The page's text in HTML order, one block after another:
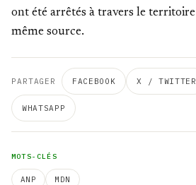
ont été arrêtés à travers le
même source.
PARTAGER FACEBOOK X / TWITTER
WHATSAPP
MOTS-CLÉS
ANP MDN